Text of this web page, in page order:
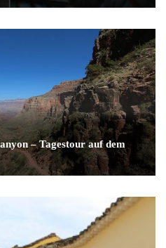
– Tagestour auf dem